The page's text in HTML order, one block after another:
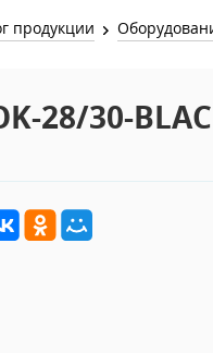
продукции
28/30-